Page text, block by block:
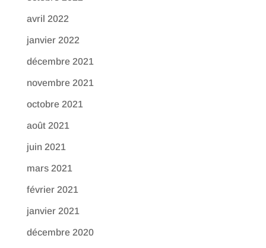
avril 2022
janvier 2022
décembre 2021
novembre 2021
octobre 2021
août 2021
juin 2021
mars 2021
février 2021
janvier 2021
décembre 2020